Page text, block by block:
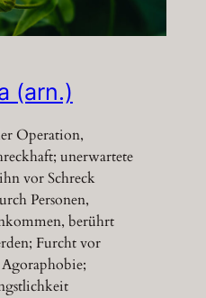
(arn.)
Operation,
unerwartete
vor Schreck
Personen,
berührt
Furcht vor